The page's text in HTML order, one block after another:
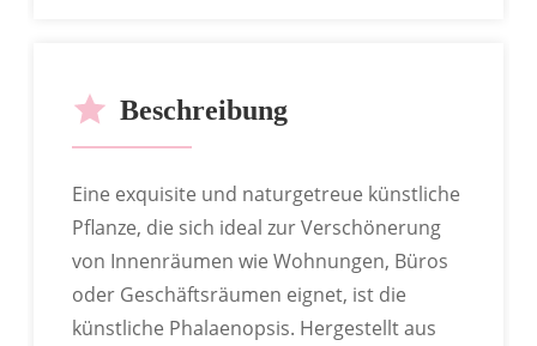
Beschreibung
Eine exquisite und naturgetreue künstliche
Pflanze, die sich ideal zur Verschönerung
von Innenräumen wie Wohnungen, Büros
oder Geschäftsräumen eignet, ist die
künstliche Phalaenopsis. Hergestellt aus
Zahlreiche Geschäfte bieten die Möglichkeit,
zusammenzustellen.